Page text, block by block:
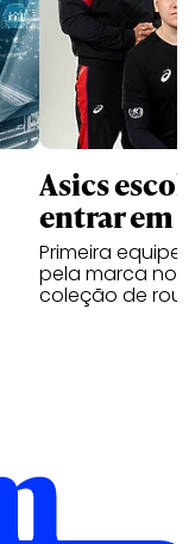
Asics
entrar em
Primeira
pela marca no
coleção de